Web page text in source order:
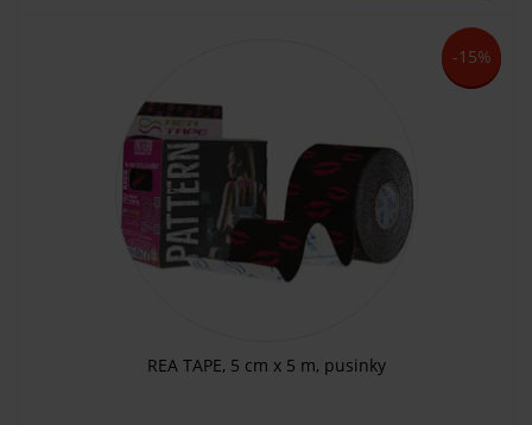
-15%
REA TAPE, 5 cm x 5 m, pusinky